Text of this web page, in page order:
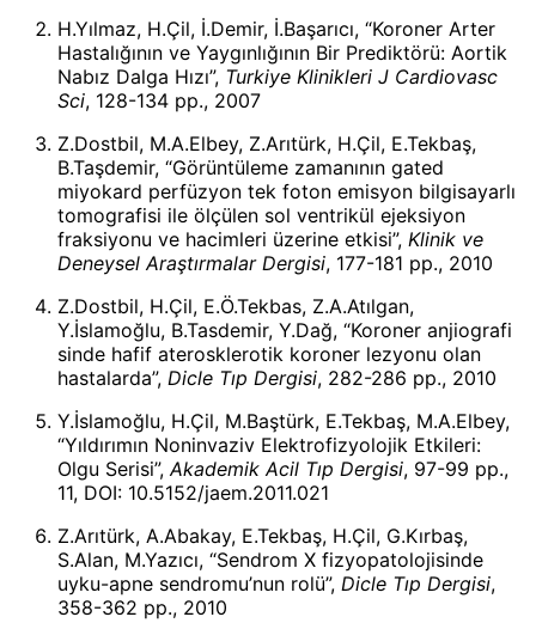
H.Yılmaz, H.Çil, İ.Demir, İ.Başarıcı, “Koroner Arter
Hastalığının ve Yaygınlığının Bir Prediktörü: Aortik
Nabız Dalga Hızı”, Turkiye Klinikleri J Cardiovasc
Sci, 128-134 pp., 2007
Z.Dostbil, M.A.Elbey, Z.Arıtürk, H.Çil, E.Tekbaş,
B.Taşdemir, “Görüntüleme zamanının gated
miyokard perfüzyon tek foton emisyon bilgisayarlı
tomografisi ile ölçülen sol ventrikül ejeksiyon
fraksiyonu ve hacimleri üzerine etkisi”, Klinik ve
Deneysel Araştırmalar Dergisi, 177-181 pp., 2010
Z.Dostbil, H.Çil, E.Ö.Tekbas, Z.A.Atılgan,
Y.İslamoğlu, B.Tasdemir, Y.Dağ, “Koroner anjiografi
sinde hafif aterosklerotik koroner lezyonu olan
hastalarda”, Dicle Tıp Dergisi, 282-286 pp., 2010
Y.İslamoğlu, H.Çil, M.Baştürk, E.Tekbaş, M.A.Elbey,
“Yıldırımın Noninvaziv Elektrofizyolojik Etkileri:
Olgu Serisi”,Akademik Acil Tıp Dergisi, 97-99 pp.,
11, DOI: 10.5152/jaem.2011.021
Z.Arıtürk, A.Abakay, E.Tekbaş, H.Çil, G.Kırbaş,
S.Alan, M.Yazıcı, “Sendrom X fizyopatolojisinde
uyku-apne sendromu’nun rolü”, Dicle Tıp Dergisi,
358-362 pp., 2010